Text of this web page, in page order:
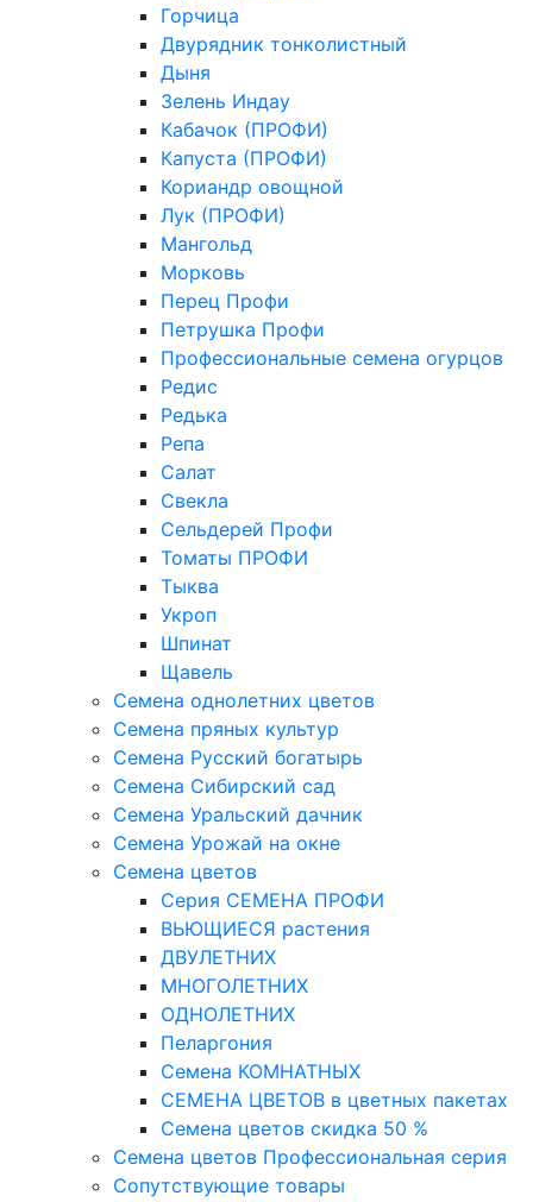
Горчица
Двурядник тонколистный
Дыня
Зелень Индау
Кабачок (ПРОФИ)
Капуста (ПРОФИ)
Кориандр овощной
Лук (ПРОФИ)
Мангольд
Морковь
Перец Профи
Петрушка Профи
Профессиональные семена огурцов
Редис
Редька
Репа
Салат
Свекла
Сельдерей Профи
Томаты ПРОФИ
Тыква
Укроп
Шпинат
Щавель
Семена однолетних цветов
Семена пряных культур
Семена Русский богатырь
Семена Сибирский сад
Семена Уральский дачник
Семена Урожай на окне
Семена цветов
Cерия CЕМЕНА ПРОФИ
ВЬЮЩИЕСЯ растения
ДВУЛЕТНИХ
МНОГОЛЕТНИХ
ОДНОЛЕТНИХ
Пеларгония
Семена КОМНАТНЫХ
СЕМЕНА ЦВЕТОВ в цветных пакетах
Семена цветов скидка 50 %
Семена цветов Профессиональная серия
Сопутствующие товары